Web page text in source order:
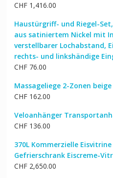
CHF1,416.00
Haustürgriff- und Riegel-
aus satiniertem Nickel mit
verstellbarer Lochabstand,
rechts- und linkshändige
CHF76.00
Massageliege 2-Zonen beige
CHF162.00
Veloanhänger
CHF136.00
370L Kommerzielle
Gefrierschrank Eiscreme-
CHF2,650.00